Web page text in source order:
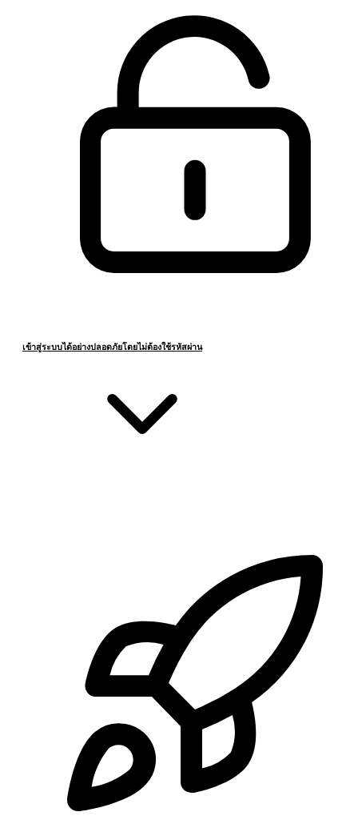
เข้าสู่ระบบได้อย่างปลอดภัยโดยไม่ต้องใช้รหัสผ่าน